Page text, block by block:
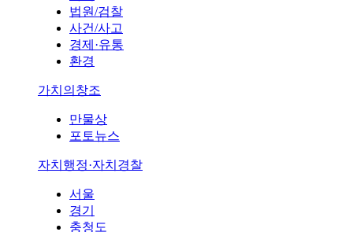
법원/검찰
사건/사고
경제·유통
환경
가치의창조
만물상
포토뉴스
자치행정·자치경찰
서울
경기
충청도